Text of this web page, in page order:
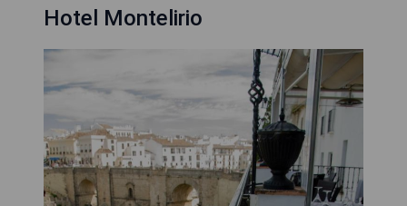
Hotel Montelirio